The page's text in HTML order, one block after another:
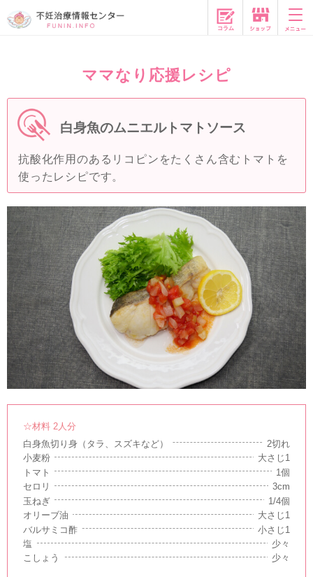
コラム
ママなり応援レシピ
白身魚のムニエルトマトソース
抗酸化作用のあるリコピンをたくさん含むトマトを
使ったレシピです。
☆材料 2人分
白身魚切り身（タラ、スズキなど）
2切れ
小麦粉
大さじ1
トマト
1個
セロリ
3cm
玉ねぎ
1/4個
オリーブ油
大さじ1
バルサミコ酢
小さじ1
塩
少々
こしょう
少々